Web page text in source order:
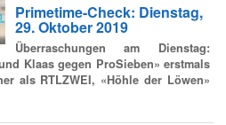
Primetime-Check: Dienstag,
29. Oktober 2019
Überraschungen am Dienstag:
Klaas gegen ProSieben» erstmals
als RTLZWEI, «Höhle der Löwen»